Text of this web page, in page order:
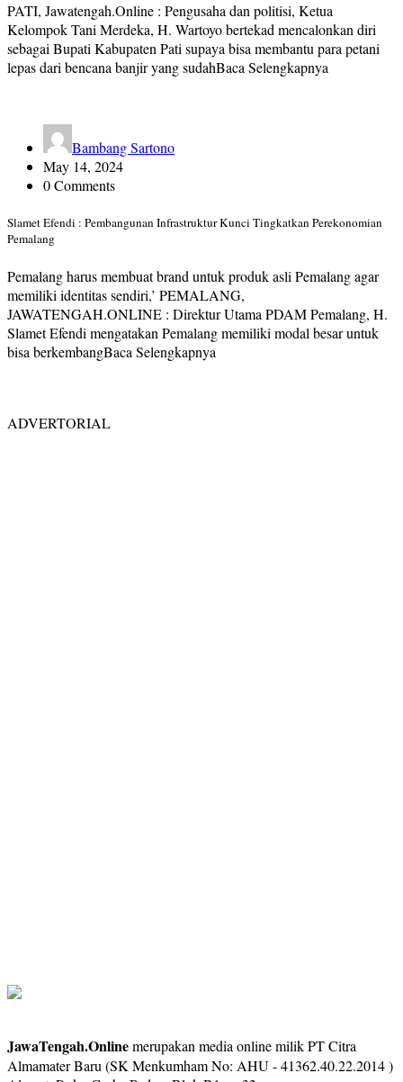
PATI, Jawatengah.Online : Pengusaha dan politisi, Ketua
Kelompok Tani Merdeka, H. Wartoyo bertekad mencalonkan diri
sebagai Bupati Kabupaten Pati supaya bisa membantu para petani
lepas dari bencana banjir yang sudahBaca Selengkapnya
Bambang Sartono
May 14, 2024
0 Comments
Slamet Efendi : Pembangunan Infrastruktur Kunci Tingkatkan Perekonomian
Pemalang
Pemalang harus membuat brand untuk produk asli Pemalang agar
memiliki identitas sendiri,’ PEMALANG,
JAWATENGAH.ONLINE : Direktur Utama PDAM Pemalang, H.
Slamet Efendi mengatakan Pemalang memiliki modal besar untuk
bisa berkembangBaca Selengkapnya
ADVERTORIAL
JawaTengah.Onlinemerupakan media online milik PT Citra
Almamater Baru (SK Menkumham No: AHU - 41362.40.22.2014 )